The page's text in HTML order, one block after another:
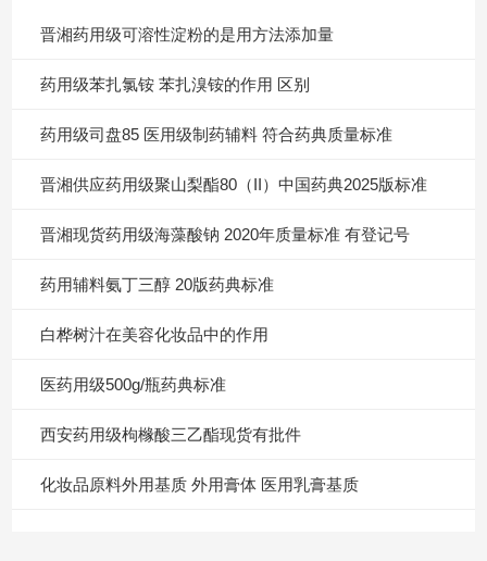
晋湘药用级可溶性淀粉的是用方法添加量
药用级苯扎氯铵 苯扎溴铵的作用 区别
药用级司盘85 医用级制药辅料 符合药典质量标准
晋湘供应药用级聚山梨酯80（II）中国药典2025版标准
晋湘现货药用级海藻酸钠 2020年质量标准 有登记号
药用辅料氨丁三醇 20版药典标准
白桦树汁在美容化妆品中的作用
医药用级500g/瓶药典标准
西安药用级枸橼酸三乙酯现货有批件
化妆品原料外用基质 外用膏体 医用乳膏基质